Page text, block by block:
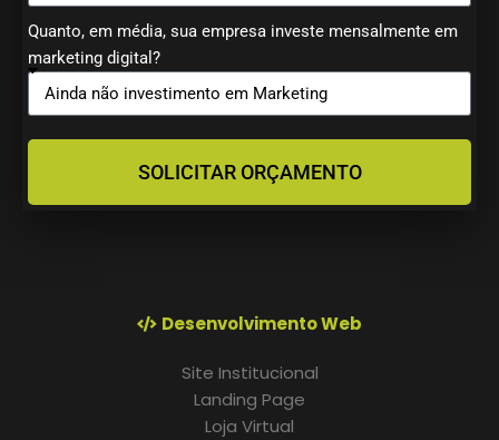
Quanto, em média, sua empresa investe mensalmente em
marketing digital?
SOLICITAR ORÇAMENTO
Desenvolvimento Web
Site Institucional
Landing Page
Loja Virtual